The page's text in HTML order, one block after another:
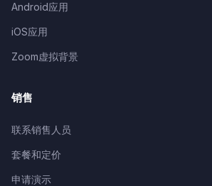
Android应用
iOS应用
Zoom虚拟背景
销售
联系销售人员
套餐和定价
申请演示